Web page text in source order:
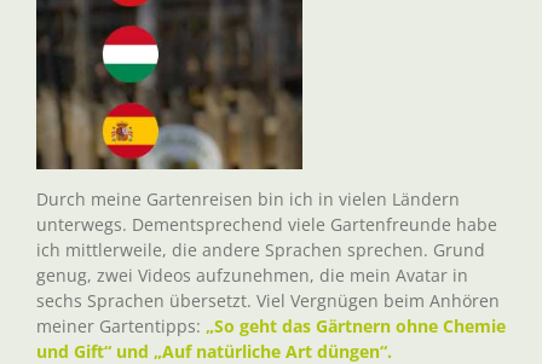
Durch meine Gartenreisen bin ich in vielen Ländern
unterwegs. Dementsprechend viele Gartenfreunde habe
ich mittlerweile, die andere Sprachen sprechen. Grund
genug, zwei Videos aufzunehmen, die mein Avatar in
sechs Sprachen übersetzt. Viel Vergnügen beim Anhören
meiner Gartentipps: „So geht das Gärtnern ohne Chemie
und Gift“ und „Auf natürliche Art düngen“.